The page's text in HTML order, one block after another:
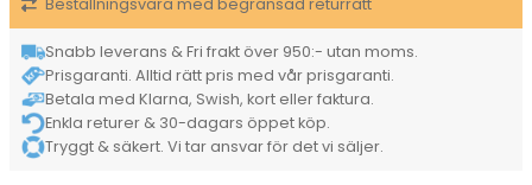
Snabb leverans & Fri frakt över 950:- utan moms.
Prisgaranti. Alltid rätt pris med vår prisgaranti.
Betala med Klarna, Swish, kort eller faktura.
Enkla returer & 30-dagars öppet köp.
Tryggt & säkert. Vi tar ansvar för det vi säljer.